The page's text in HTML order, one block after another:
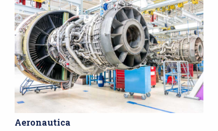
Aeronautica